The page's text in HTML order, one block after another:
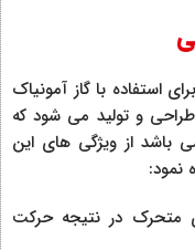
استفاده با گاز آمونیاک
10 مدل مختلف طراحی و تولید می شود که
های آن بین 2 الی 6 عدد می باشد از ویژگی های این
نمود:
در نتیجه حرکت